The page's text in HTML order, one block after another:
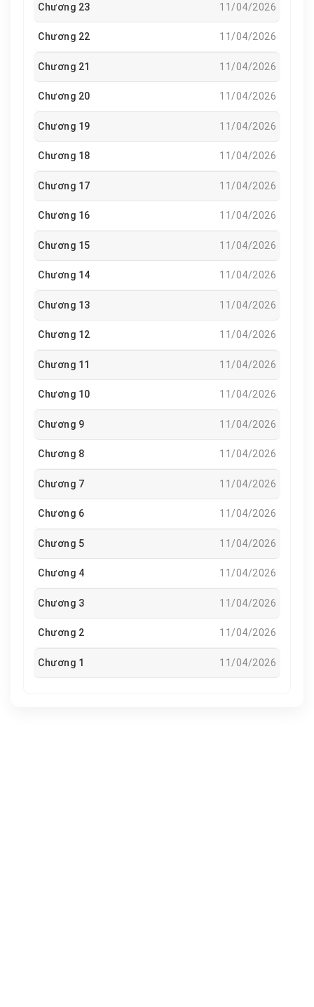
đường nào cũng đã làm qua.Ta xem hắn là huynh đệ,
hắnlại muốn cưới ta…
Chương 23 11/04/2026
Chương 22 11/04/2026
Chương 21 11/04/2026
Chương 20 11/04/2026
Chương 19 11/04/2026
Chương 18 11/04/2026
Chương 17 11/04/2026
Chương 16 11/04/2026
Chương 15 11/04/2026
Chương 14 11/04/2026
Chương 13 11/04/2026
Chương 12 11/04/2026
Chương 11 11/04/2026
Chương 10 11/04/2026
Chương 9 11/04/2026
Chương 8 11/04/2026
Chương 7 11/04/2026
Chương 6 11/04/2026
Chương 5 11/04/2026
Chương 4 11/04/2026
Chương 3 11/04/2026
Chương 2 11/04/2026
Chương 1 11/04/2026